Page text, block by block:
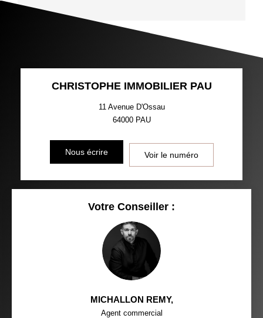
CHRISTOPHE IMMOBILIER PAU
11 Avenue D'Ossau
64000 PAU
Nous écrire Voir le numéro
Votre Conseiller :
MICHALLON REMY,
Agent commercial